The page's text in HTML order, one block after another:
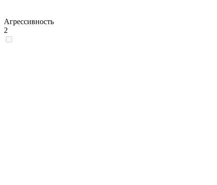
Агрессивность
2